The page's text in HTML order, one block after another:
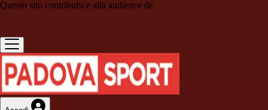
Questo sito contribuisce alla audience de